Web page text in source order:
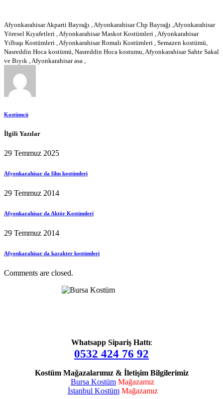
Afyonkarahisar Akparti Bayrağı , Afyonkarahisar Chp Bayrağı ,Afyonkarahisar
Yöresel Kıyafetleri , Afyonkarahisar Maskot Kostümleri , Afyonkarahisar
Yılbaşı Kostümleri , Afyonkarahisar Romalı Kostümleri , Semazen kostümü,
Nasreddin Hoca kostümü, Nasreddin Hoca kostumu, Afyonkarahisar Sahte Sakal
ve Bıyık , Afyonkarahisar asa ,
Kostümcü
İlgili Yazılar
29 Temmuz 2025
Afyonkarahisar da film kostümleri
29 Temmuz 2014
Afyonkarahisar da Aktör Kostümleri
29 Temmuz 2014
Afyonkarahisar da karakter kostümleri
Comments are closed.
Whatsapp Sipariş Hattı:
0532 424 76 92
Kostüm Mağazalarımız & İletişim Bilgilerimiz
Bursa Kostüm Mağazamız
İstanbul Kostüm Mağazamız